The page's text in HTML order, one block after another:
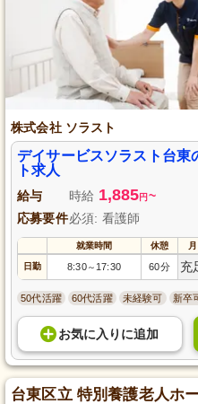
株式会社 ソラスト
デイサービスソラスト台東
ト求人
給与 時給 1,885円 ~
応募要件必須: 看護師
就業時間 休憩 月
日勤 8:30～ 17:30 60分 充
50代活躍 60代活躍 未経験可 新卒
お気に入り に追加
台東区立 特別養護老人ホ